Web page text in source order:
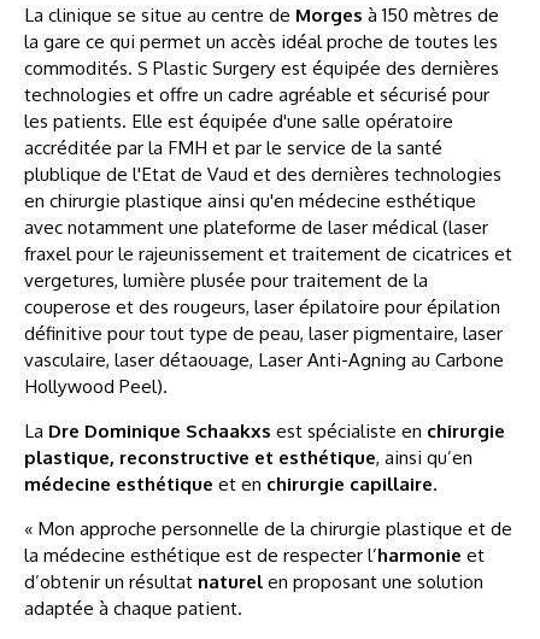
La clinique se situe au centre de Morges à 150 mètres de
la gare ce qui permet un accès idéal proche de toutes les
commodités. S Plastic Surgery est équipée des dernières
technologies et offre un cadre agréable et sécurisé pour
les patients. Elle est équipée d'une salle opératoire
accréditée par la FMH et par le service de la santé
plublique de l'Etat de Vaud et des dernières technologies
en chirurgie plastique ainsi qu'en médecine esthétique
avec notamment une plateforme de laser médical (laser
fraxel pour le rajeunissement et traitement de cicatrices et
vergetures, lumière plusée pour traitement de la
couperose et des rougeurs, laser épilatoire pour épilation
définitive pour tout type de peau, laser pigmentaire, laser
vasculaire, laser détaouage, Laser Anti-Agning au Carbone
Hollywood Peel).
La Dre Dominique Schaakxs est spécialiste en chirurgie
plastique, reconstructive et esthétique, ainsi qu’en
médecine esthétique et en chirurgie capillaire.
« Mon approche personnelle de la chirurgie plastique et de
la médecine esthétique est de respecter l’harmonie et
d’obtenir un résultat naturel en proposant une solution
adaptée à chaque patient.